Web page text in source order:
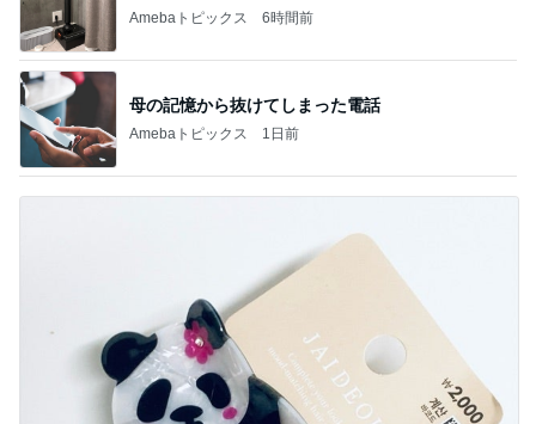
Amebaトピックス 6時間前
母の記憶から抜けてしまった電話
Amebaトピックス 1日前